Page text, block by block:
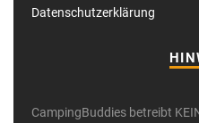
Datenschutzerklärung
CampingBuddies betreibt